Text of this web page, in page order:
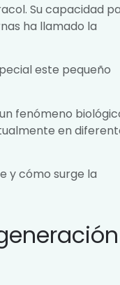
Su capacidad
ha llamado la
este pequeño
fenómeno
en
y cómo surge la